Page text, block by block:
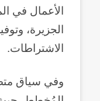
الأعمال في
الجزيرة،
الاشتراطات.
وفي سياق